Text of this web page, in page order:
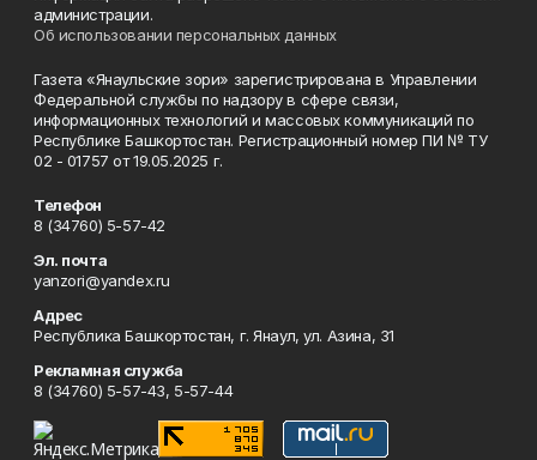
администрации.
Об использовании персональных данных
Газета «Янаульские зори» зарегистрирована в Управлении
Федеральной службы по надзору в сфере связи,
информационных технологий и массовых коммуникаций по
Республике Башкортостан. Регистрационный номер ПИ № ТУ
02 - 01757 от 19.05.2025 г.
Телефон
8 (34760) 5-57-42
Эл. почта
yanzori@yandex.ru
Адрес
Республика Башкортостан, г. Янаул, ул. Азина, 31
Рекламная служба
8 (34760) 5-57-43, 5-57-44